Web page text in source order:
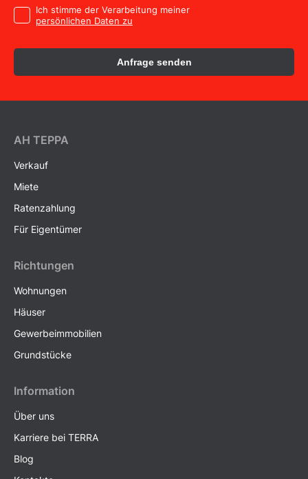
Ich stimme der Verarbeitung meiner
persönlichen Daten zu
Anfrage senden
AH ТEPPA
Verkauf
Miete
Ratenzahlung
Für Eigentümer
Richtungen
Wohnungen
Häuser
Gewerbeimmobilien
Grundstücke
Information
Über uns
Karriere bei TERRA
Blog